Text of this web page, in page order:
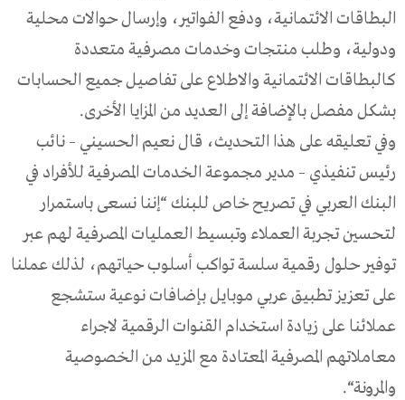
البطاقات الائتمانية، ودفع الفواتير، وإرسال حوالات محلية
ودولية، وطلب منتجات وخدمات مصرفية متعددة
كالبطاقات الائتمانية والاطلاع على تفاصيل جميع الحسابات
بشكل مفصل بالإضافة إلى العديد من المزايا الأخرى.
وفي تعليقه على هذا التحديث، قال نعيم الحسيني – نائب
رئيس تنفيذي – مدير مجموعة الخدمات المصرفية للأفراد في
البنك العربي في تصريح خاص للبنك “إننا نسعى باستمرار
لتحسين تجربة العملاء وتبسيط العمليات المصرفية لهم عبر
توفير حلول رقمية سلسة تواكب أسلوب حياتهم، لذلك عملنا
على تعزيز تطبيق عربي موبايل بإضافات نوعية ستشجع
عملائنا على زيادة استخدام القنوات الرقمية لاجراء
معاملاتهم المصرفية المعتادة مع المزيد من الخصوصية
والمرونة“.